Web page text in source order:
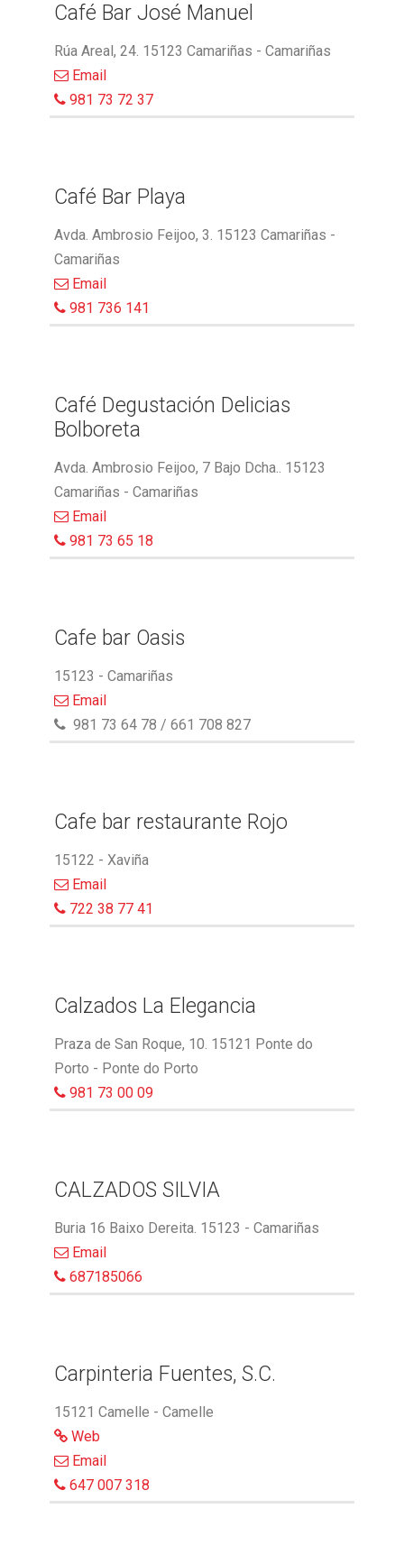
Café Bar José Manuel
Rúa Areal, 24. 15123 Camariñas - Camariñas
Email
981 73 72 37
Café Bar Playa
Avda. Ambrosio Feijoo, 3. 15123 Camariñas -
Camariñas
Email
981 736 141
Café Degustación Delicias
Bolboreta
Avda. Ambrosio Feijoo, 7 Bajo Dcha.. 15123
Camariñas - Camariñas
Email
981 73 65 18
Cafe bar Oasis
15123 - Camariñas
Email
981 73 64 78 / 661 708 827
Cafe bar restaurante Rojo
15122 - Xaviña
Email
722 38 77 41
Calzados La Elegancia
Praza de San Roque, 10. 15121 Ponte do
Porto - Ponte do Porto
981 73 00 09
CALZADOS SILVIA
Buria 16 Baixo Dereita. 15123 - Camariñas
Email
687185066
Carpinteria Fuentes, S.C.
15121 Camelle - Camelle
Web
Email
647 007 318